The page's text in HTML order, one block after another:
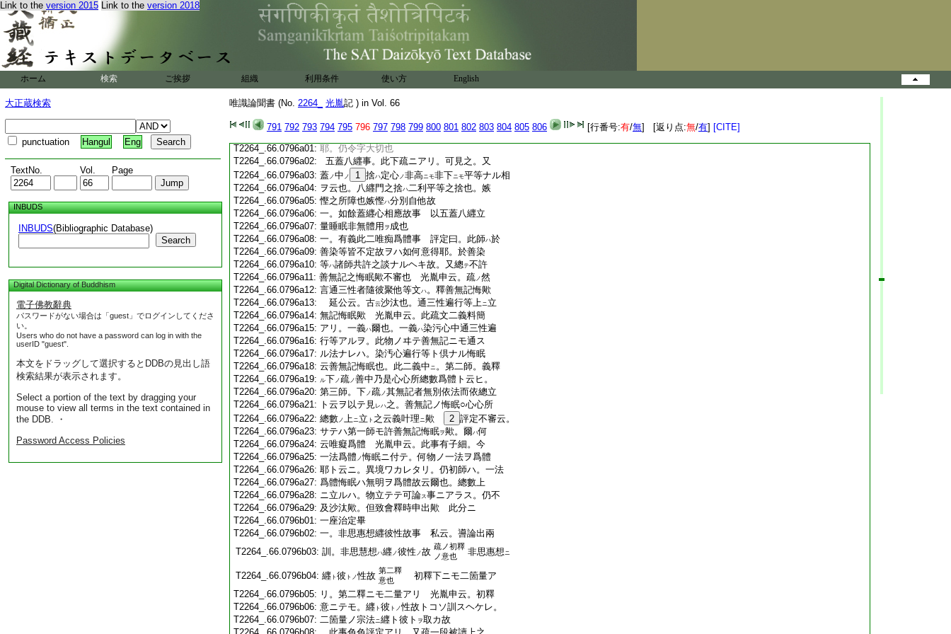
Link to the version 2015 Link to the version 2018
ホーム 検索 ご挨拶 組織 利用条件 使い方 English
大正蔵検索
punctuation Hangul Eng
TextNo. Vol. Page
INBUDS
INBUDS(Bibliographic Database)
Search
Digital Dictionary of Buddhism
電子佛教辭典
パスワードがない場合は「guest」でログインしてくださ
い。
Users who do not have a password can log in with the
userID "guest".
本文をドラッグして選択するとDDBの見出し語
検索結果が表示されます。
Select a portion of the text by dragging your
mouse to view all terms in the text contained in
the DDB. ・
Password Access Policies
唯識論聞書 (No. 2264_ 光胤記 ) in Vol. 66
791 792 793 794 795 796 797 798 799 800 801 802 803 804 805 806 [行番号:有/無] [返り点:無/有] [CITE]
T2264_.66.0795c19:只一門ノミ轉故ナルヘシ
T2264_.66.0795c20: 一。令顯睡眠非無體用事 讀師云。令不自
T2264_.66.0795c21:在之令字ハ顯睡心所體用非無云事不審
T2264_.66.0795c22:
也。令トアレハトテ。體非無ナル道理如何
延公云。其事也。別體心所ニナラテハ。サ
T2264_.66.0795c24:テハ不置令字歟。爾 下 尋謂尋求令心怱
T2264_.66.0795c25:遽之令字ハイカニ 光胤申云。先非無體用
T2264_.66.0795c26:
之樣ヲ 意得置 ニ後 ニ令字
T2264_.66.0795c27:無體用 。假立心所
T2264_.66.0795c28: アラス。簡無心睡眠云爾也。可見疏。無心
T2264_.66.0796a01: 耶。仍令字大切也
T2264_.66.0796a02:
五蓋八纒事。此下疏ニアリ。可見之。又
T2264_.66.0796a03: 蓋ノ中 ノ 1 捨ハ定心ノ非高ニモ非下ニモ平等ナル相
T2264_.66.0796a04: ヲ云也。八纒門之捨ハ二利平等之捨也。嫉
T2264_.66.0796a05:慳之所障也嫉慳ハ分別自他故
T2264_.66.0796a06: 一。如餘蓋纒心相應故事 以五蓋八纒立
T2264_.66.0796a07: 量睡眠非無體用 ヲ 成也
T2264_.66.0796a08: 一。有義此二唯痴爲體事 評定曰。此師ハ於
T2264_.66.0796a09: 善染等皆不定故ヲハ如何意得耶。於善染
T2264_.66.0796a10: 等ハ諸師共許之談ナルヘキ故。又總テ不許
T2264_.66.0796a11: 善無記之悔眠歟不審也 光胤申云。疏ノ然
T2264_.66.0796a12: 言通三性者隨彼聚他等文ハ。釋善無記悔歟
T2264_.66.0796a13:
延公云。古云沙汰也。通三性遍行等上ニ立
T2264_.66.0796a14: 無記悔眠歟 光胤申云。此疏文二義料簡
T2264_.66.0796a15: アリ。一義ハ爾也。一義ハ染污心中通三性遍
T2264_.66.0796a16: 行等アルヲ。此物 ノヰテ善無記ニモ通ス
T2264_.66.0796a17: ル法ナレハ。染汚心遍行等ト倶ナル悔眠
T2264_.66.0796a18: 云善無記悔眠也。此二義中ニ。第二師。義釋
T2264_.66.0796a19: ル下ノ疏ノ善中乃是心心所總數爲體ト云ヒ。
T2264_.66.0796a20: 第三師。下ノ疏ノ其無記者無別依法而依總立
T2264_.66.0796a21: ト云ヲ以テ見レハ之。善無記ノ悔眠○心心所
T2264_.66.0796a22: 總數ノ上ニ立 ト 之云義叶理ニ歟 2 評定不審云。
T2264_.66.0796a23: サテハ第一師モ許善無記悔眠ヲ歟。爾ハ何
T2264_.66.0796a24: 云唯癡爲體 光胤申云。此事有子細。今
T2264_.66.0796a25: 一法爲體 ノ悔眠ニ付テ。何物ノ一法ヲ爲體
T2264_.66.0796a26: 耶ト云ニ。異境ワカレタリ。仍初師ハ。一法
T2264_.66.0796a27: 爲體悔眠ハ無明ヲ爲體故云爾也。總數上
T2264_.66.0796a28: ニ立ルハ。物立テテ可論ス事ニアラス。仍不
T2264_.66.0796a29: 及沙汰歟。但致會釋時申出歟 此分ニ
T2264_.66.0796b01: 一座治定畢
T2264_.66.0796b02: 一。非思惠想纒彼性故事 私云。噵論出兩
T2264_.66.0796b03: 訓。非思慧想ハ纒ノ彼性 ノ故 疏ノ初釋
ノ意也
非思惠想ニ
T2264_.66.0796b04: 纒 ト 彼 トノ性故 第二釋
意也
初釋下ニモ二箇量ア
T2264_.66.0796b05: リ。第二釋ニモ二量アリ 光胤申云。初釋
T2264_.66.0796b06: 意ニテモ。纒 ト 彼 トノ性故トコソ訓スヘケレ。
T2264_.66.0796b07: 二箇量ノ宗法ニ纒ト彼ト ヲ取カ故